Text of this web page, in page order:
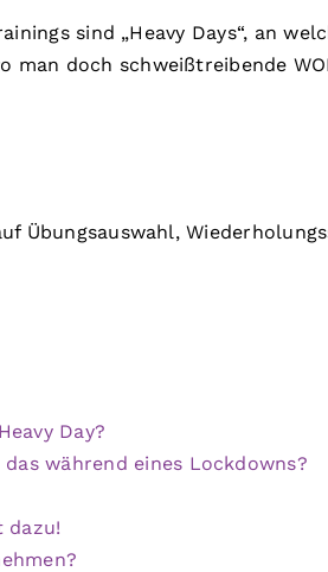
sind „Heavy Days“, an
man doch schweißtreibende
Übungsauswahl,
Day?
während eines Lockdowns?
dazu!